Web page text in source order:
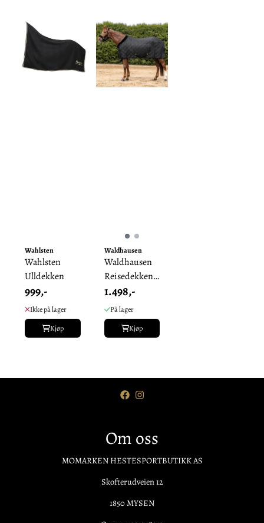
Wahlsten
Wahlsten
Ulldekken
999,-
Ikke på lager
Kjøp
Waldhausen
Waldhausen
Reisedekken
Showdekken
1.498,-
På lager
Kjøp
Om oss
MOMARKEN HESTESPORTBUTIKK AS
Skofterudveien 12
1850 MYSEN